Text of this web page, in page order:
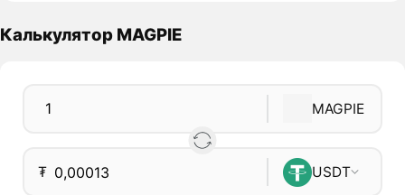
Калькулятор MAGPIE
MAGPIE
₮ USDT